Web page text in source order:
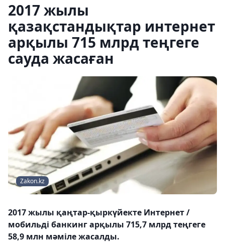
2017 жылы
қазақстандықтар интернет
арқылы 715 млрд теңгеге
сауда жасаған
Zakon.kz
2017 жылы қаңтар-қыркүйекте Интернет /
мобильді банкинг арқылы 715,7 млрд теңгеге
58,9 млн мәміле жасалды.